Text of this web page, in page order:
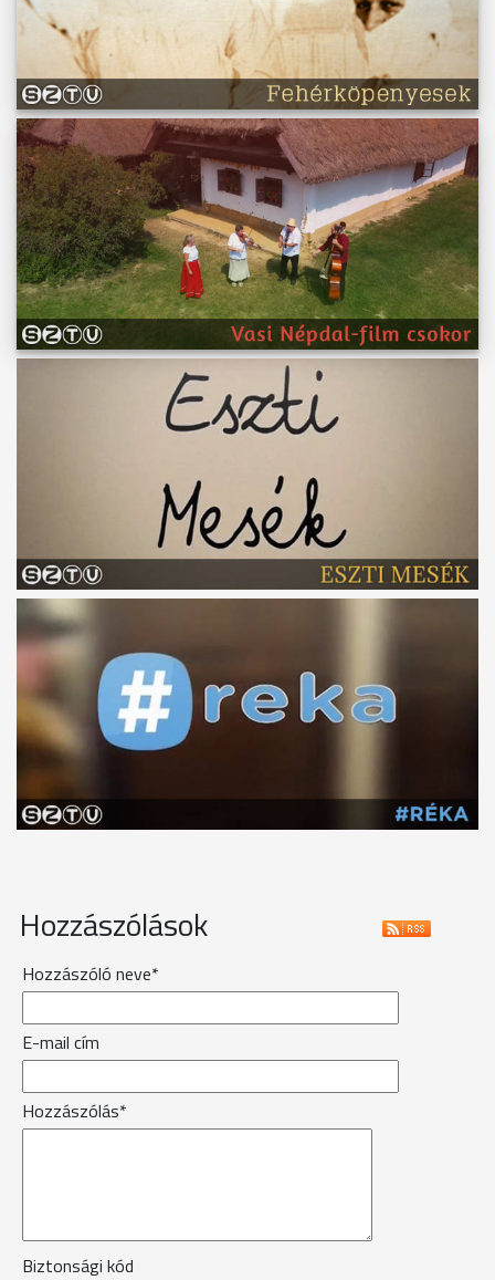
Hozzászólások
Hozzászóló neve*
E-mail cím
Hozzászólás*
Biztonsági kód